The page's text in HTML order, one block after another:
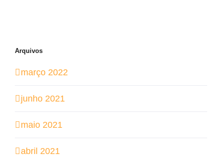
Arquivos
março 2022
junho 2021
maio 2021
abril 2021